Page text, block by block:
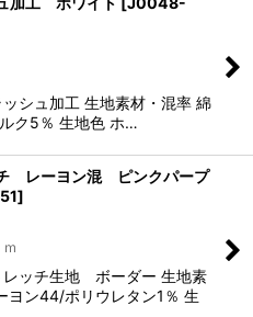
シュ加工 生地素材・混率 綿
ク5％ 生地色 ホ…
レーヨン混 ピンクパープ
]
レッチ生地 ボーダー 生地素
ヨン44/ポリウレタン1％ 生